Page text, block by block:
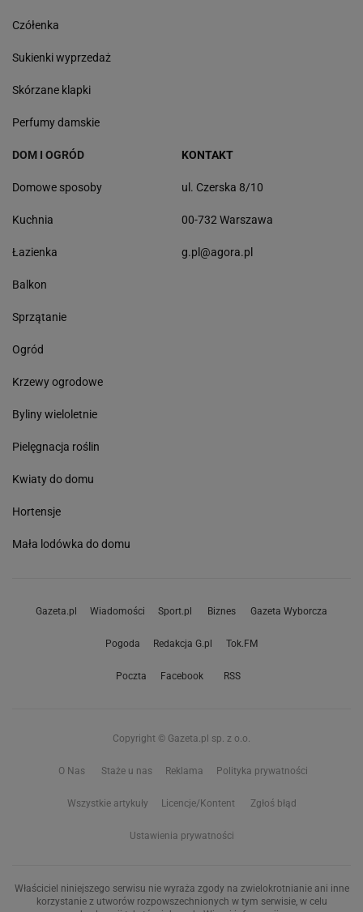
Czółenka
Sukienki wyprzedaż
Skórzane klapki
Perfumy damskie
DOM I OGRÓD
Domowe sposoby
Kuchnia
Łazienka
Balkon
Sprzątanie
Ogród
Krzewy ogrodowe
Byliny wieloletnie
Pielęgnacja roślin
Kwiaty do domu
Hortensje
Mała lodówka do domu
KONTAKT
ul. Czerska 8/10
00-732 Warszawa
g.pl@agora.pl
Gazeta.pl Wiadomości Sport.pl Biznes Gazeta Wyborcza
Pogoda Redakcja G.pl Tok.FM
Poczta Facebook RSS
Copyright © Gazeta.pl sp. z o.o.
O Nas Staże u nas Reklama Polityka prywatności
Wszystkie artykuły Licencje/Kontent Zgłoś błąd
Ustawienia prywatności
Właściciel niniejszego serwisu nie wyraża zgody na zwielokrotnianie ani inne
korzystanie z utworów rozpowszechnionych w tym serwisie, w celu